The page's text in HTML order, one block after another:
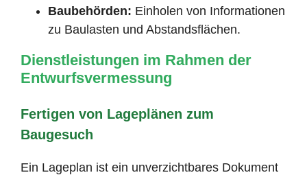
Baubehörden: Einholen von Informationen
zu Baulasten und Abstandsflächen.
Dienstleistungen im Rahmen der
Entwurfsvermessung
Fertigen von Lageplänen zum
Baugesuch
Ein Lageplan ist ein unverzichtbares Dokument